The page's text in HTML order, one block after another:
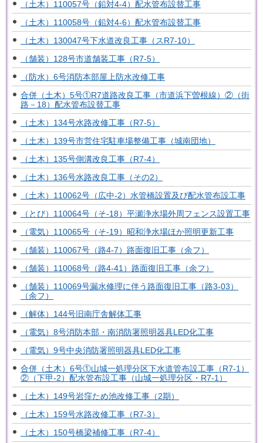
（土木）110057号（鉛対4-4）配水管布設替工事
（土木）110058号（鉛対4-6）配水管布設替工事
（土木）130047号下水道改良工事（スR7-10）
（舗装）128号市道舗装工事（R7-5）
（防水）6号消防本部屋上防水改修工事
合併（土木）5号①R7道路改良工事（市道浜下曽根線）②（街
路－18）配水管布設替工事
（土木）134号水路改修工事（R7-5）
（土木）139号市営住宅駐車場整備工事（城南団地）
（土木）135号側溝改良工事（R7-4）
（土木）136号水路改良工事（その2）
（土木）110062号（広中-2）水管橋設置及び配水管布設工事
（とび）110064号（そ-18）平瀬浄水場外周フェンス設置工事
（電気）110065号（そ-19）昭和浄水場ほか照明更新工事
（舗装）110067号（路4-7）路面復旧工事（余フ）
（舗装）110068号（路4-41）路面復旧工事（余フ）
（舗装）110069号漏水修理に伴う路面復旧工事（路3-03）
（余フ）
（解体）144号旧南庁舎解体工事
（電気）8号消防本部・南消防署照明器具LED化工事
（電気）9号中央消防署照明器具LED化工事
合併（土木）6号①山城一処理分区下水道管布設工事（R7-1）
②（下甲-2）配水管布設工事（山城一処理分区・R7-1）
（土木）149号岩窪ため池改修工事（2期）
（土木）159号水路改修工事（R7-3）
（土木）150号橋梁補修工事（R7-4）